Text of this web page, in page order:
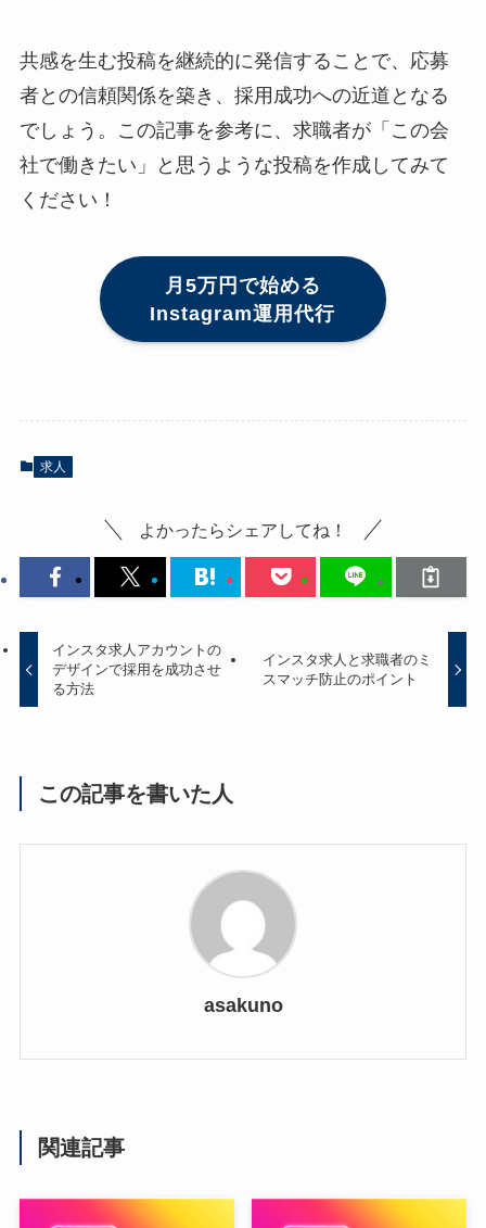
共感を生む投稿を継続的に発信することで、応募
者との信頼関係を築き、採用成功への近道となる
でしょう。この記事を参考に、求職者が「この会
社で働きたい」と思うような投稿を作成してみて
ください！
月5万円で始める
Instagram運用代行
求人
よかったらシェアしてね！
インスタ求人アカウントの
デザインで採用を成功させ
る方法
インスタ求人と求職者のミ
スマッチ防止のポイント
この記事を書いた人
asakuno
関連記事